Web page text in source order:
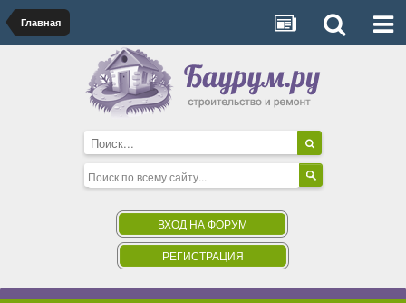
Главная
ВХОД НА ФОРУМ
РЕГИСТРАЦИЯ